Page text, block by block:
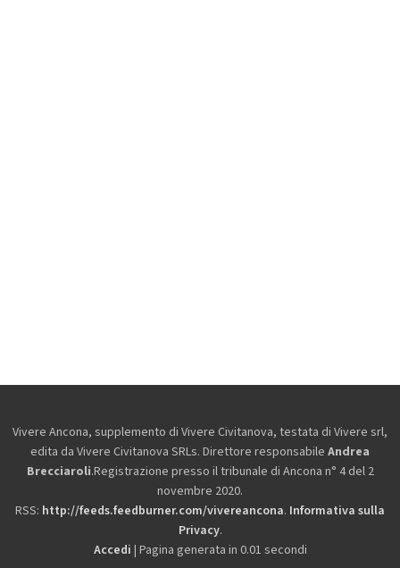
Vivere Ancona, supplemento di Vivere Civitanova, testata di Vivere srl,
edita da Vivere Civitanova SRLs. Direttore responsabile Andrea
Brecciaroli.Registrazione presso il tribunale di Ancona n° 4 del 2
novembre 2020.
RSS: http://feeds.feedburner.com/vivereancona. Informativa sulla
Privacy.
Accedi | Pagina generata in 0.01 secondi